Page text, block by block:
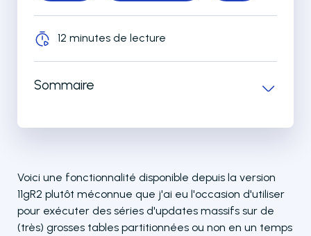
12 minutes de lecture
Sommaire
Voici une fonctionnalité disponible depuis la version
11gR2 plutôt méconnue que j'ai eu l'occasion d'utiliser
pour exécuter des séries d'updates massifs sur de
(très) grosses tables partitionnées ou non en un temps